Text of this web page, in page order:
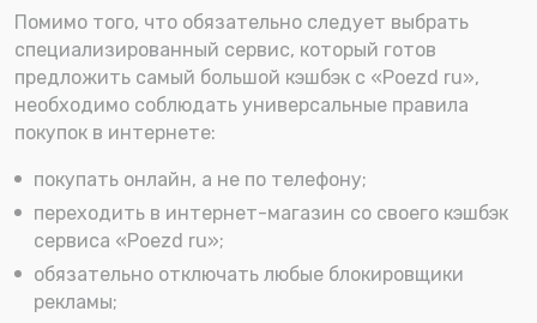
Помимо того, что обязательно следует выбрать
специализированный сервис, который готов
предложить самый большой кэшбэк с «Poezd ru»,
необходимо соблюдать универсальные правила
покупок в интернете:
покупать онлайн, а не по телефону;
переходить в интернет-магазин со своего кэшбэк
сервиса «Poezd ru»;
обязательно отключать любые блокировщики
рекламы;